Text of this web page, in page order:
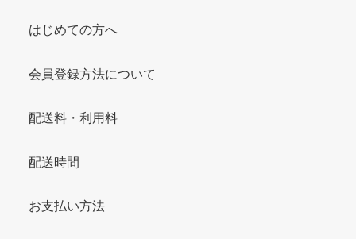
はじめての方へ
会員登録方法について
配送料・利用料
配送時間
お支払い方法